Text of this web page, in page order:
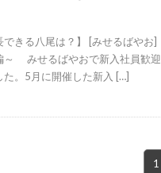
できる八尾は？】 [みせるばやお]
みせるばやおで新入社員歓迎
。5月に開催した新入 […]
1